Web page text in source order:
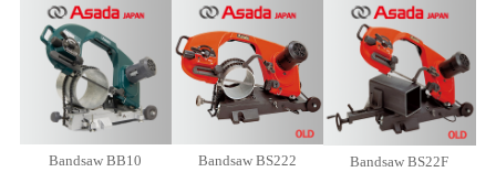
Bandsaw BB10 Bandsaw BS222 Bandsaw BS22F